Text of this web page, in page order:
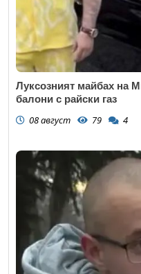
Луксозният майбах на
балони с райски газ
08 август 79 4